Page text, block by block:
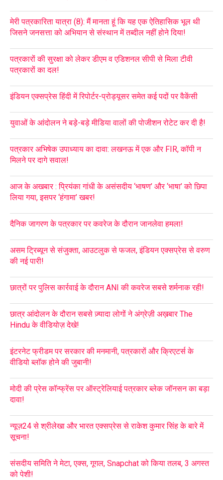
मेरी पत्रकारिता यात्रा (8): मैं मानता हूं कि यह एक ऐतिहासिक भूल थी
जिसने जनसत्ता को अभियान से संस्थान में तब्दील नहीं होने दिया!
पत्रकारों की सुरक्षा को लेकर डीएम व एडिशनल सीपी से मिला टीवी
पत्रकारों का दल!
इंडियन एक्सप्रेस हिंदी में रिपोर्टर-प्रोड्यूसर समेत कई पदों पर वैकेंसी
युवाओं के आंदोलन ने बड़े-बड़े मीडिया वालों की पोजीशन रोटेट कर दी है!
पत्रकार अभिषेक उपाध्याय का दावा: लखनऊ में एक और FIR, कॉपी न
मिलने पर दागे सवाल!
आज के अखबार : प्रियंका गांधी के असंसदीय ‘भाषण’ और ‘भाषा’ को छिपा
लिया गया, इसपर ‘हंगामा’ खबर!
दैनिक जागरण के पत्रकार पर कवरेज के दौरान जानलेवा हमला!
असम ट्रिब्यून से संजुक्ता, आउटलुक से फजल, इंडियन एक्सप्रेस से वरुण
की नई पारी!
छात्रों पर पुलिस कार्रवाई के दौरान ANI की कवरेज सबसे शर्मनाक रही!
छात्र आंदोलन के दौरान सबसे ज़्यादा लोगों ने अंग्रेज़ी अख़बार The
Hindu के वीडियोज़ देखे!
इंटरनेट फ्रीडम पर सरकार की मनमानी, पत्रकारों और क्रिएटर्स के
वीडियो ब्लॉक होने की जुबानी!
मोदी की प्रेस कॉन्फ्रेंस पर ऑस्ट्रेलियाई पत्रकार ब्लेक जॉनसन का बड़ा
दावा!
न्यूज़24 से श्रीलेखा और भारत एक्सप्रेस से राकेश कुमार सिंह के बारे में
सूचना!
संसदीय समिति ने मेटा, एक्स, गूगल, Snapchat को किया तलब, 3 अगस्त
को पेशी!